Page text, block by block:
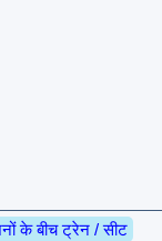
के बीच ट्रेन / सीट